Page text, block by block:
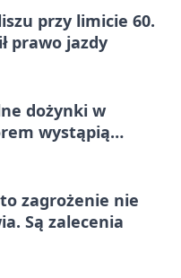
przy limicie 60.
prawo jazdy
dożynki w
wystąpią
zagrożenie nie
Są zalecenia